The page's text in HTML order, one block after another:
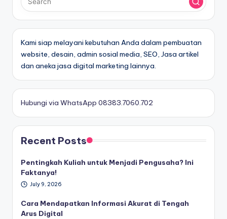
Kami siap melayani kebutuhan Anda dalam pembuatan
website, desain, admin sosial media, SEO, Jasa artikel
dan aneka jasa digital marketing lainnya.
Hubungi via WhatsApp 08383.7060.702
Recent Posts
Pentingkah Kuliah untuk Menjadi Pengusaha? Ini
Faktanya!
July 9, 2026
Cara Mendapatkan Informasi Akurat di Tengah
Arus Digital